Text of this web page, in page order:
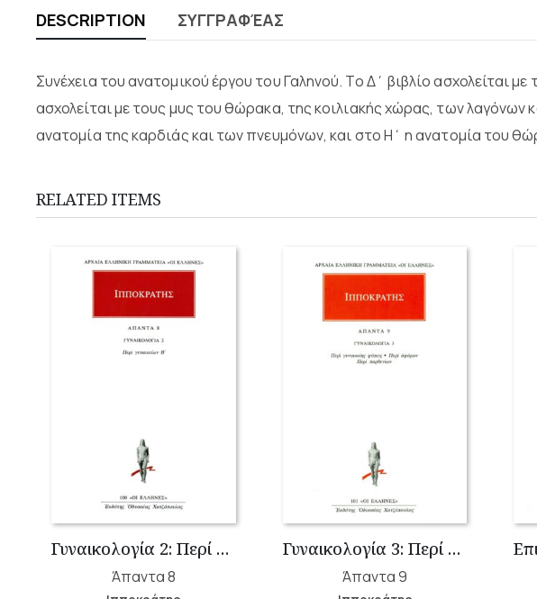
DESCRIPTION ΣΥΓΓΡΑΦΈΑΣ
Συνέχεια του ανατομικού έργου του Γαληνού. Το Δ΄ βιβλίο ασχολείται
ασχολείται με τους μυς του θώρακα, της κοιλιακής χώρας, των
ανατομία της καρδιάς και των πνευμόνων, και στο Η΄ η ανατομία του
RELATED ITEMS
Γυναικολογία 2: Περί Γυναικείων Β΄
Άπαντα 8
Γυναικολογία 3: Περί Γυναικείης Φύσιος, Περί Αφόρων, Περί Παρθενίων
Άπαντα 9